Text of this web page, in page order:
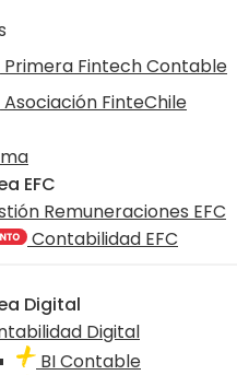
Primera Fintech Contable
Asociación FinteChile
EFC
Remuneraciones EFC
Contabilidad EFC
Digital
Digital
BI Contable